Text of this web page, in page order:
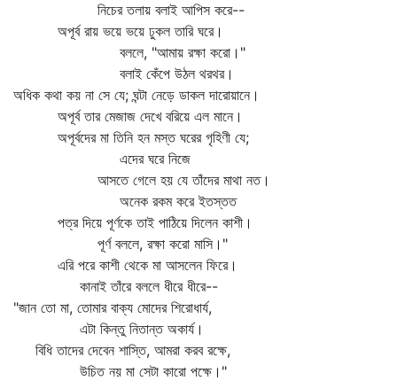
নিচের তলায় বলাই আপিস করে--
অপূর্ব রায় ভয়ে ভয়ে ঢুকল তারি ঘরে।
বললে, "আমায় রক্ষা করো।"
বলাই কেঁপে উঠল থরথর।
অধিক কথা কয় না সে যে; ঘন্টা নেড়ে ডাকল দারোয়ানে।
অপূর্ব তার মেজাজ দেখে বরিয়ে এল মানে।
অপূর্বদের মা তিনি হন মস্ত ঘরের গৃহিণী যে;
এদের ঘরে নিজে
আসতে গেলে হয় যে তাঁদের মাথা নত।
অনেক রকম করে ইতস্তত
পত্র দিয়ে পূর্ণকে তাই পাঠিয়ে দিলেন কাশী।
পূর্ণ বললে, রক্ষা করো মাসি।"
এরি পরে কাশী থেকে মা আসলেন ফিরে।
কানাই তাঁরে বললে ধীরে ধীরে--
"জান তো মা, তোমার বাক্য মোদের শিরোধার্য,
এটা কিন্তু নিতান্ত অকার্য।
বিধি তাদের দেবেন শাস্তি, আমরা করব রক্ষে,
উচিত নয় মা সেটা কারো পক্ষে।"